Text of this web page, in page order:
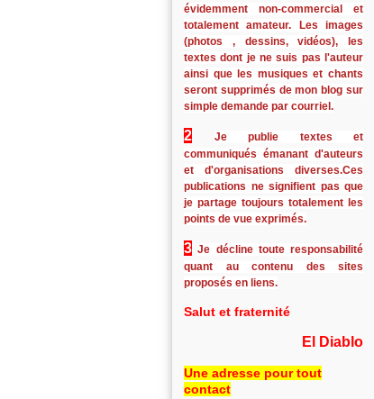
évidemment non-commercial et
totalement amateur. Les images
(photos , dessins, vidéos), les
textes dont je ne suis pas l'auteur
ainsi que les musiques et chants
seront supprimés de mon blog sur
simple demande par courriel.
2
Je publie textes et
communiqués émanant d'auteurs
et d'organisations diverses.Ces
publications ne signifient pas que
je partage toujours totalement les
points de vue exprimés.
3 Je décline toute responsabilité
quant au contenu des sites
proposés en liens.
Salut et fraternité
El Diablo
Une adresse pour tout
contact